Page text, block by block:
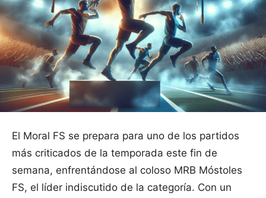
El Moral FS se prepara para uno de los partidos
más criticados de la temporada este fin de
semana, enfrentándose al coloso MRB Móstoles
FS, el líder indiscutido de la categoría. Con un